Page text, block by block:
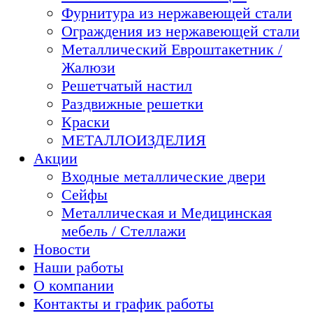
Фурнитура из нержавеющей стали
Ограждения из нержавеющей стали
Металлический Евроштакетник /
Жалюзи
Решетчатый настил
Раздвижные решетки
Краски
МЕТАЛЛОИЗДЕЛИЯ
Акции
Входные металлические двери
Сейфы
Металлическая и Медицинская
мебель / Стеллажи
Новости
Наши работы
О компании
Контакты и график работы